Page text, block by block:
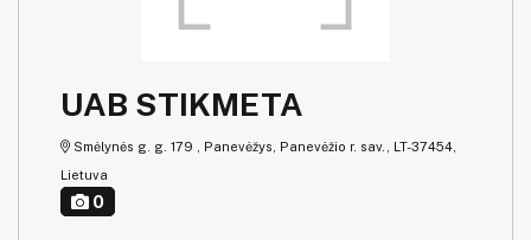
UAB STIKMETA
Smėlynės g. g. 179 , Panevėžys, Panevėžio r. sav., LT-37454,
Lietuva
0